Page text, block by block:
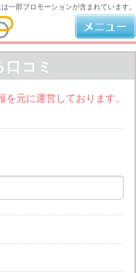
コミ
元に運営しております。
一部プロモーションが含まれています。